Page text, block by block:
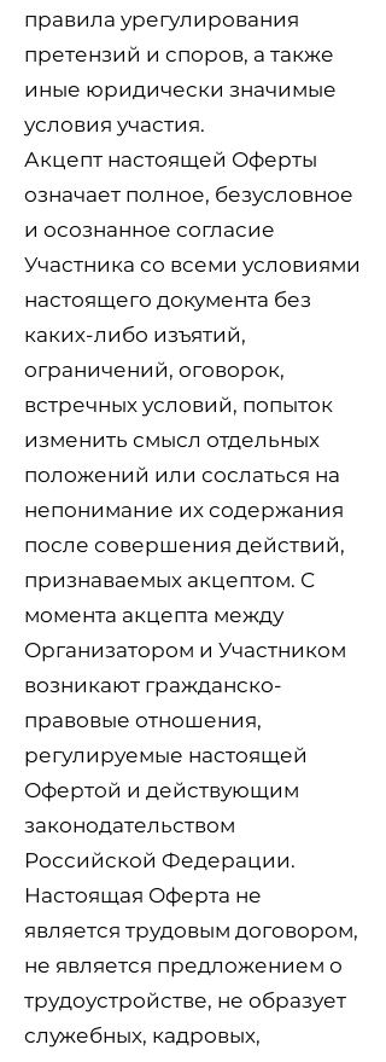
правила урегулирования
претензий и споров, а также
иные юридически значимые
условия участия.
Акцепт настоящей Оферты
означает полное, безусловное
и осознанное согласие
Участника со всеми условиями
настоящего документа без
каких-либо изъятий,
ограничений, оговорок,
встречных условий, попыток
изменить смысл отдельных
положений или сослаться на
непонимание их содержания
после совершения действий,
признаваемых акцептом. С
момента акцепта между
Организатором и Участником
возникают гражданско-
правовые отношения,
регулируемые настоящей
Офертой и действующим
законодательством
Российской Федерации.
Настоящая Оферта не
является трудовым договором,
не является предложением о
трудоустройстве, не образует
служебных, кадровых,